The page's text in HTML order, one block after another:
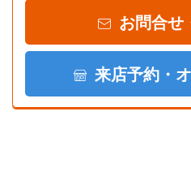
お問合せ
来店予約・